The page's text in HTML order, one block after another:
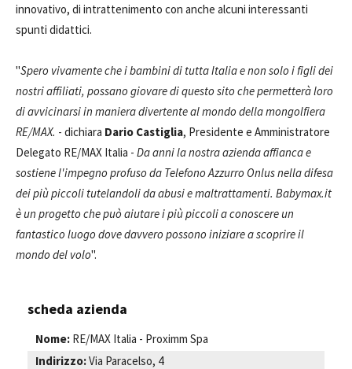
innovativo, di intrattenimento con anche alcuni interessanti
spunti didattici.
"Spero vivamente che i bambini di tutta Italia e non solo i figli dei
nostri affiliati, possano giovare di questo sito che permetterà loro
di avvicinarsi in maniera divertente al mondo della mongolfiera
RE/MAX. - dichiara Dario Castiglia, Presidente e Amministratore
Delegato RE/MAX Italia - Da anni la nostra azienda affianca e
sostiene l'impegno profuso da Telefono Azzurro Onlus nella difesa
dei più piccoli tutelandoli da abusi e maltrattamenti. Babymax.it
è un progetto che può aiutare i più piccoli a conoscere un
fantastico luogo dove davvero possono iniziare a scoprire il
mondo del volo".
scheda azienda
Nome: RE/MAX Italia - Proximm Spa
Indirizzo:Via Paracelso, 4